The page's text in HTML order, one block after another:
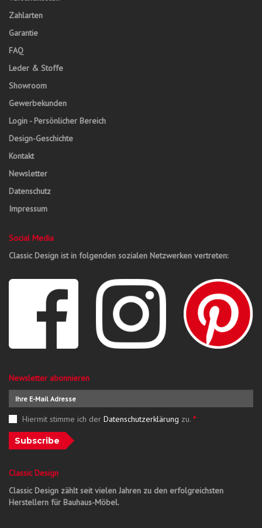
Zahlarten
Garantie
FAQ
Leder & Stoffe
Showroom
Gewerbekunden
Login - Persönlicher Bereich
Design-Geschichte
Kontakt
Newsletter
Datenschutz
Impressum
Social Media
Classic Design ist in folgenden sozialen Netzwerken vertreten:
Newsletter abonnieren
Hiermit stimme ich der Datenschutzerklärung zu. *
Subscribe
Classic Design
Classic Design zählt seit vielen Jahren zu den erfolgreichsten
Herstellern für Bauhaus-Möbel.